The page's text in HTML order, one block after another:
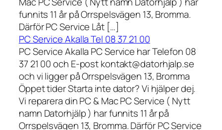
funnits 11 år på Orrspelsvägen 13, Bromma.
Därför PC Service Låt […]
PC Service Akalla Tel 08 37 21 00
PC Service Akalla PC Service har Telefon 08
37 21 00 och E-post kontakt@datorhjalp.se
och vi ligger på Orrspelsvägen 13, Bromma
Öppet tider Starta inte dator? Vi hjälper dej.
Vi reparera din PC & Mac PC Service ( Nytt
namn Datorhjälp ) har funnits 11 år på
Orrspelsvägen 13, Bromma. Därför PC Service